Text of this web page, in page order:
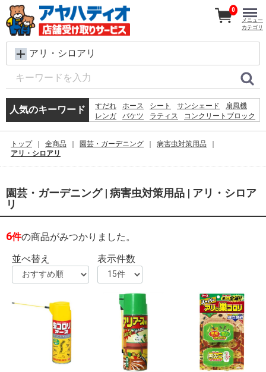
アリ・シロアリ
人気のキーワード すだれ ホース シート サンシェード
扇風機
レンガ
バケツ ラティス
コンクリートブロック
水
木材 砂利 カーテン
0
メニュー
カテゴリ
トップ 全商品 園芸・ガーデニング
病害虫対策用品
アリ・シロアリ
園芸・ガーデニング | 病害虫対策用品 | アリ・シロア
リ
6件の商品がみつかりました。
並べ替え
表示件数